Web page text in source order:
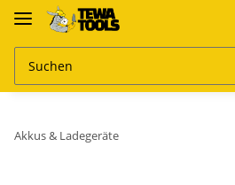
Akkus & Ladegeräte